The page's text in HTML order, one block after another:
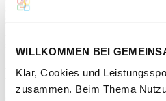
WILLKOMMEN BEI
Klar, Cookies und
zusammen. Beim Thema
sowie Jugendligen oberhalb der
zuständig. Außerdem ist der WBV
seines Geltungsbereiches.
Kontaktperson